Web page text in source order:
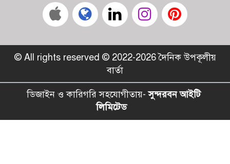
© All rights reserved © 2022-2026 দৈনিক উপকূলীয়
বার্তা
ডিজাইন ও কারিগরি সহযোগীতায়-সুন্দরবন আইটি
লিমিটেড